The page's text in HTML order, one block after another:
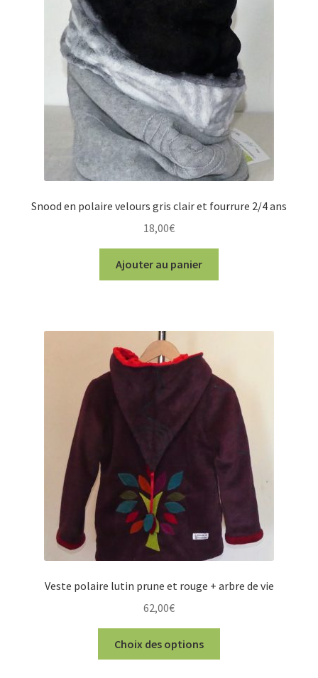
être
choisies
page
du
produit
Snood en polaire velours gris clair et fourrure 2/4 ans
18,00€
Ajouter au panier
Veste polaire lutin prune et rouge + arbre de vie
62,00€
Choix des options